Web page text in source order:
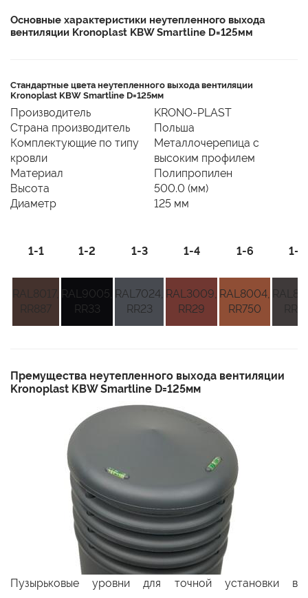
Основные характеристики неутепленного выхода
вентиляции Kronoplast KBW Smartline D=125мм
Стандартные цвета неутепленного выхода вентиляции
Kronoplast KBW Smartline D=125мм
Производитель
KRONO-PLAST
Страна производитель
Польша
Комплектующие по типу
кровли
Металлочерепица с
высоким профилем
Материал
Полипропилен
Высота
500.0 (мм)
Диаметр
125 мм
1-1 1-2 1-3 1-4 1-6 1-7
RAL8017,
RR887
RAL9005,
RR33
RAL7024,
RR23
RAL3009,
RR29
RAL8004,
RR750
Премущества неутепленного выхода вентиляции
Kronoplast KBW Smartline D=125мм
Пузырьковые уровни для точной установки в